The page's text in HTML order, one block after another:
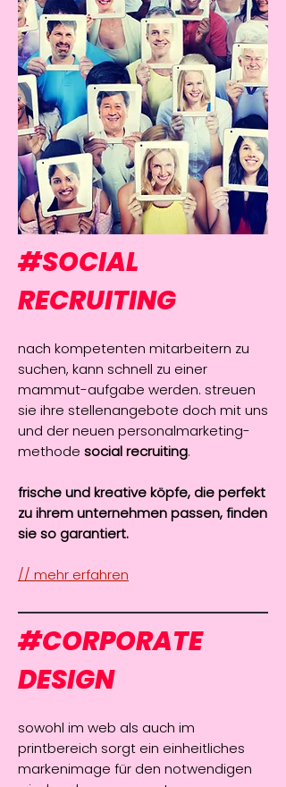
#SOCIAL
RECRUITING
nach kompetenten mitarbeitern zu
suchen, kann schnell zu einer
mammut-aufgabe werden. streuen
sie ihre stellenangebote doch mit uns
und der neuen personalmarketing-
methode social recruiting.
frische und kreative köpfe, die perfekt
zu ihrem unternehmen passen, finden
sie so garantiert.
// mehr erfahren
#CORPORATE
DESIGN
sowohl im web als auch im
printbereich sorgt ein einheitliches
markenimage für den notwendigen